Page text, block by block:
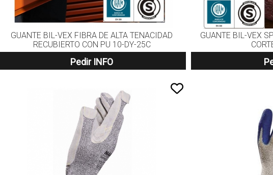
GUANTE BIL-VEX FIBRA DE ALTA TENACIDAD
RECUBIERTO CON PU 10-DY-25C
Pedir INFO
GUANTE BIL-VEX